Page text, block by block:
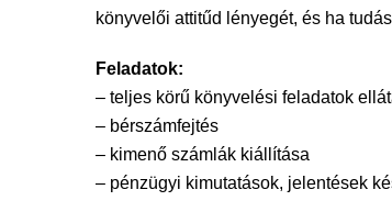
könyvelői attitűd lényegét, és ha
Feladatok:
– teljes körű könyvelési feladatok
– bérszámfejtés
– kimenő számlák kiállítása
– pénzügyi kimutatások, jelentések